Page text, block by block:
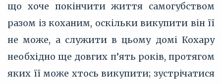
що хоче покінчити життя самогубством
разом із коханим, оскільки викупити він її
не може, а служити в цьому домі Кохару
необхідно ще довгих п’ять років, протягом
яких її може хтось викупити; зустрічатися